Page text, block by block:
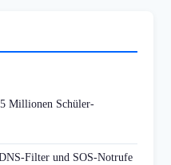
Millionen Schüler-
Filter und SOS-Notrufe